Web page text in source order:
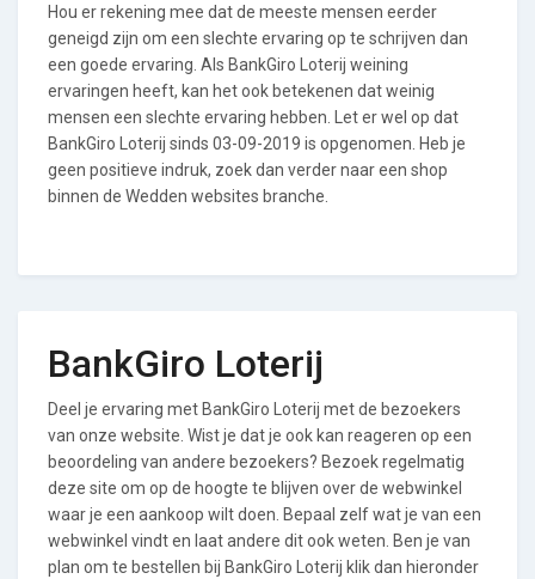
Hou er rekening mee dat de meeste mensen eerder
geneigd zijn om een slechte ervaring op te schrijven dan
een goede ervaring. Als BankGiro Loterij weining
ervaringen heeft, kan het ook betekenen dat weinig
mensen een slechte ervaring hebben. Let er wel op dat
BankGiro Loterij sinds 03-09-2019 is opgenomen. Heb je
geen positieve indruk, zoek dan verder naar een shop
binnen de Wedden websites branche.
BankGiro Loterij
Deel je ervaring met BankGiro Loterij met de bezoekers
van onze website. Wist je dat je ook kan reageren op een
beoordeling van andere bezoekers? Bezoek regelmatig
deze site om op de hoogte te blijven over de webwinkel
waar je een aankoop wilt doen. Bepaal zelf wat je van een
webwinkel vindt en laat andere dit ook weten. Ben je van
plan om te bestellen bij BankGiro Loterij klik dan hieronder